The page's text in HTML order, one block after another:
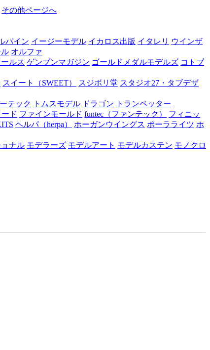
その他ページへ
パイン イージーモデル イカロス出版 イタレリ ウインザ
オルファ
ルス ゲンブンマガジン ゴールドメダルモデルズ コトブ
スイート（SWEET） スジボリ堂 スタジオ27・タブデザ
テック トムスモデル ドラゴン
トランペッター
ド ファインモールド funtec（ファンテック）
フィニッ
ヘルパ（herpa） ホーガンウイングス ポーラライツ ホ
ナル モデラーズ モデルアート モデルカステン モノクロ